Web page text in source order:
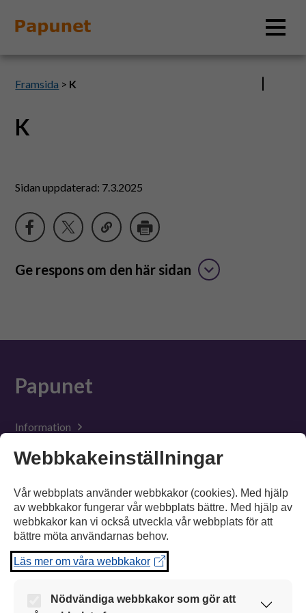
Material
Bildverktyg
Tillgänglighet
Framsida > K
K
Sidan uppdaterad: 7.3.2025
Ge respons om den här sidan
Papunet
Information
Material
Tillgänglighet
Suomeksi
In English
Webbkakeinställningar
Vår webbplats använder webbkakor (cookies). Med hjälp
av webbkakor fungerar vår webbplats bättre. Med hjälp av
webbkakor kan vi också utveckla vår webbplats för att
bättre möta användarnas behov.
Läs mer om våra webbkakor
Nödvändiga webbkakor som gör att